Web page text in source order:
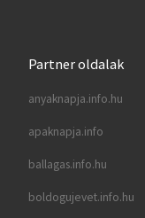
Partner oldalak
anyaknapja.info.hu
apaknapja.info
ballagas.info.hu
boldogujevet.info.hu